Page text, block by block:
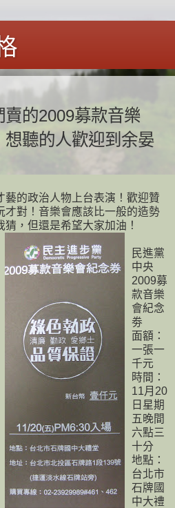
賣的2009募款音樂
聽的人歡迎到余晏
藝的政治人物上台表演！歡迎贊
才對！音樂會應該比一般的造勢
，但還是希望大家加油！
民進黨
中央
2009募
款音樂
會紀念
劵
面額：
一張一
千元
時間：
11月20
日星期
五晚間
六點三
十分
地點：
台北市
石牌國
中大禮